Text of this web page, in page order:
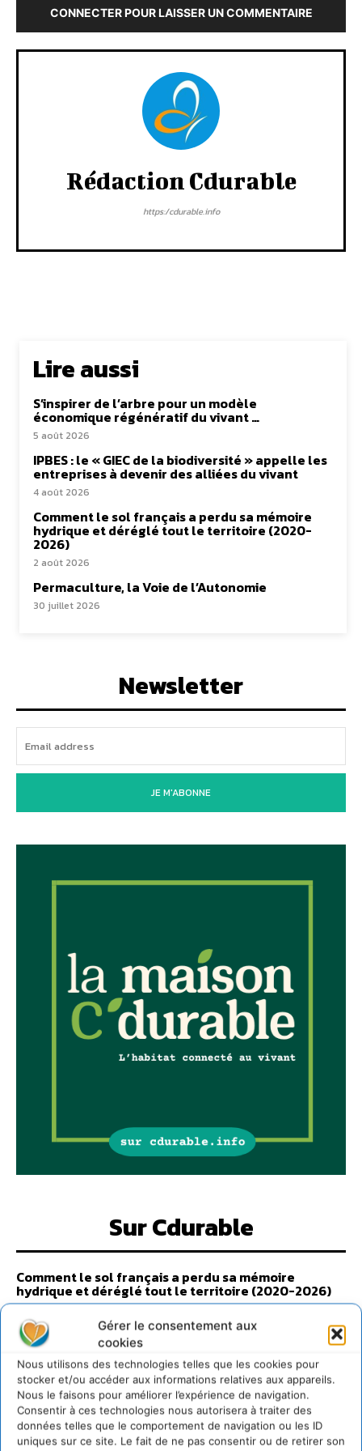
Gérer le consentement aux
cookies
Nous utilisons des technologies telles que les cookies pour
stocker et/ou accéder aux informations relatives aux appareils.
Nous le faisons pour améliorer l’expérience de navigation.
Consentir à ces technologies nous autorisera à traiter des
données telles que le comportement de navigation ou les ID
uniques sur ce site. Le fait de ne pas consentir ou de retirer son
CONNECTER POUR LAISSER UN COMMENTAIRE
Rédaction Cdurable
https:/cdurable.info
Lire aussi
S’inspirer de l’arbre pour un modèle
économique régénératif du vivant …
5 août 2026
IPBES : le « GIEC de la biodiversité » appelle les
entreprises à devenir des alliées du vivant
4 août 2026
Comment le sol français a perdu sa mémoire
hydrique et déréglé tout le territoire (2020-
2026)
2 août 2026
Permaculture, la Voie de l’Autonomie
30 juillet 2026
Newsletter
JE M'ABONNE
Sur Cdurable
Comment le sol français a perdu sa mémoire
hydrique et déréglé tout le territoire (2020-2026)
Développer notre attention aux espèces vivantes
non humaines avec les communs de Zoepolis
30 juillet 2026
Un kit citoyen pour lever les freins au
développement des forêts comestibles dans nos
villes
29 juillet 2026